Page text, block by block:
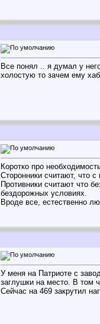
Все понял .. я думал у
холостую то зачем ему
Коротко про
Сторонники считают, что
Противники считают что
бездорожных условиях.
Вроде все, естественно
У меня на Патриоте с
заглушки на место. В том
Сейчас на 469 закрутил